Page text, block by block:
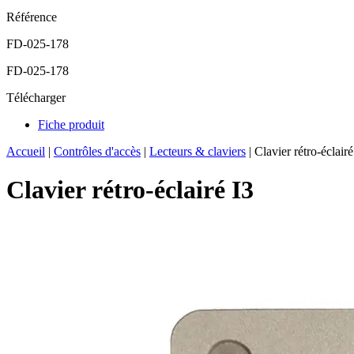
Référence
FD-025-178
FD-025-178
Télécharger
Fiche produit
Accueil | Contrôles d'accès | Lecteurs & claviers | Clavier rétro-
Clavier rétro-éclairé I3